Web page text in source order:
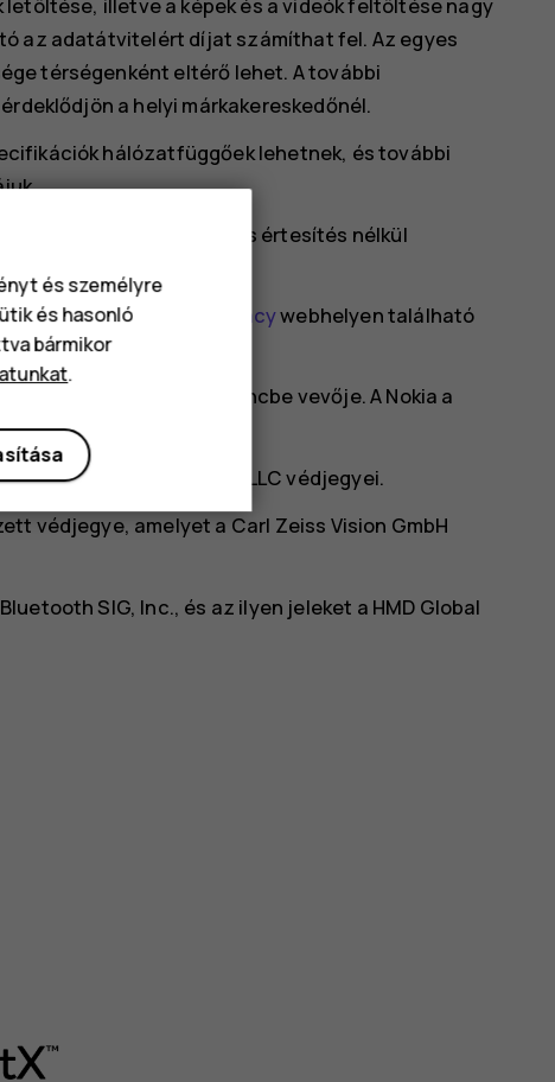
az adatátvitelért díjat számíthat fel. Az egyes
térségenként eltérő lehet. A további
a helyi márkakereskedőnél.
hálózatfüggőek lehetnek, és további
mindegyike előzetes értesítés nélkül
http://www.hmd.com/privacywebhelyen található
kizárólagos licencbe vevője. A Nokia a
és emblémák a Google LLC védjegyei.
védjegye, amelyet a Carl Zeiss Vision GmbH
SIG, Inc., és az ilyen jeleket a HMD Global
és személyre
és hasonló
bármikor
.